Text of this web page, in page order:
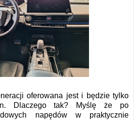
oferowana jest i będzie tylko
Dlaczego tak? Myślę że po
napędów w praktycznie